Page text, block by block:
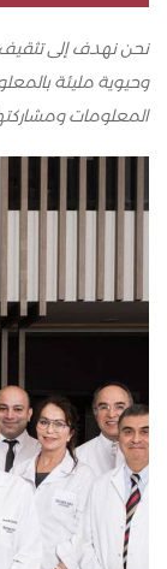
نحن نهدف إلى تثقيف
وحيوية مليئة
المعلومات